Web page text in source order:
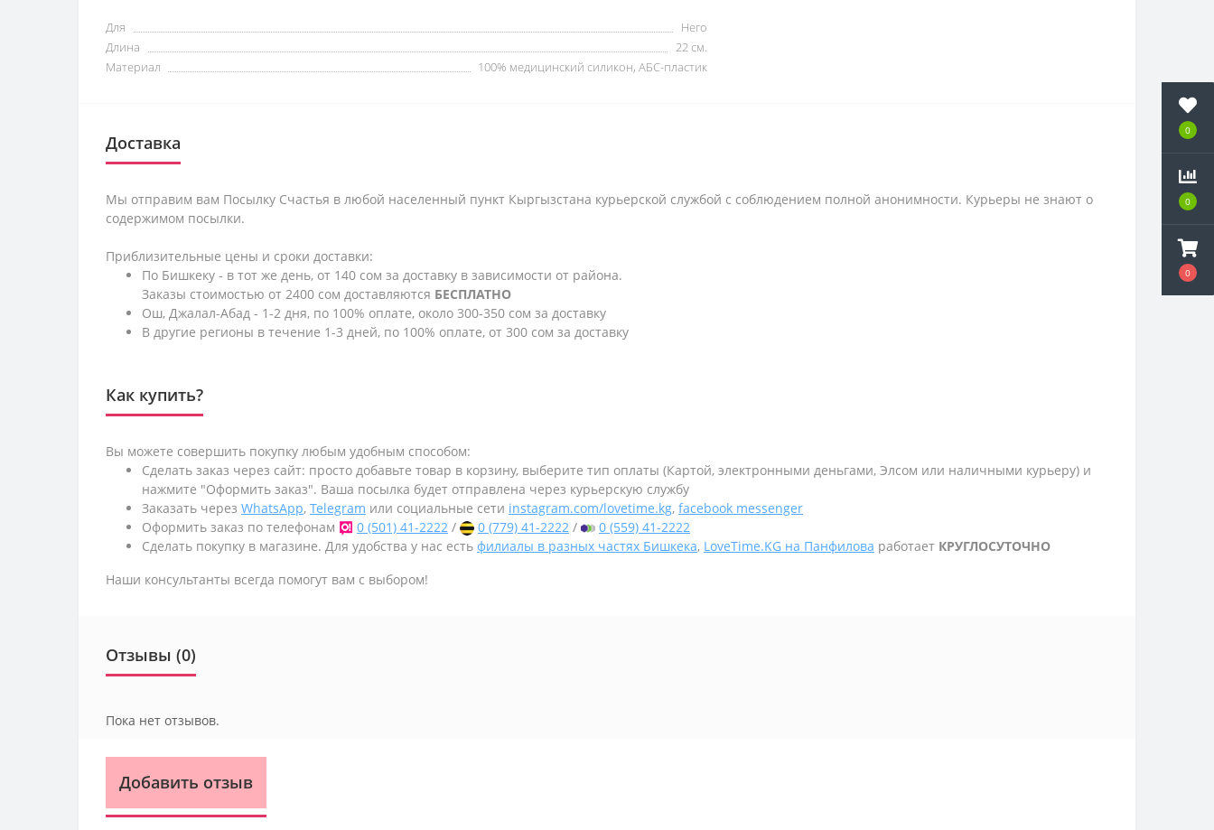
0
0
0
Для
Него
Длина
22 см.
Материал
100% медицинский силикон, АБС-пластик
Доставка
Мы отправим вам Посылку Счастья в любой населенный пункт Кыргызстана курьерской службой с соблюдением полной анонимности. Курьеры не знают о
содержимом посылки.
Приблизительные цены и сроки доставки:
По Бишкеку - в тот же день, от 140 сом за доставку в зависимости от района.
Заказы стоимостью от 2400 сом доставляются БЕСПЛАТНО
Ош, Джалал-Абад - 1-2 дня, по 100% оплате, около 300-350 сом за доставку
В другие регионы в течение 1-3 дней, по 100% оплате, от 300 сом за доставку
Как купить?
Вы можете совершить покупку любым удобным способом:
Сделать заказ через сайт: просто добавьте товар в корзину, выберите тип оплаты (Картой, электронными деньгами, Элсом или наличными курьеру) и
нажмите "Оформить заказ". Ваша посылка будет отправлена через курьерскую службу
Заказать через WhatsApp, Telegram или социальные сети instagram.com/lovetime.kg, facebook messenger
Оформить заказ по телефонам
0 (501) 41-2222 / 0 (779) 41-2222 /
0 (559) 41-2222
Сделать покупку в магазине. Для удобства у нас есть филиалы в разных частях Бишкека, LoveTime.KG на Панфилова работает КРУГЛОСУТОЧНО
Наши консультанты всегда помогут вам с выбором!
Отзывы (0)
Пока нет отзывов.
Добавить отзыв